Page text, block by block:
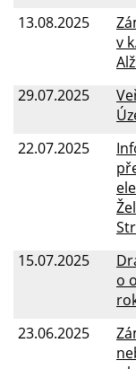
13.08.2025
v
29.07.2025
22.07.2025
15.07.2025
o
23.06.2025